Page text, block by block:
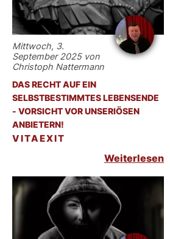
Mittwoch, 3.
September 2025 von
Christoph Nattermann
DAS RECHT AUF EIN
SELBSTBESTIMMTES LEBENSENDE
- VORSICHT VOR UNSERIÖSEN
ANBIETERN!
VITAEXIT
Weiterlesen